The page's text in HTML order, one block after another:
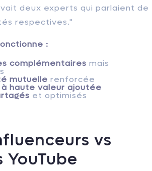
deux experts qui parlaient de
respectives."
:
complémentaires mais
mutuelle renforcée
haute valeur ajoutée
et optimisés
vs
YouTube